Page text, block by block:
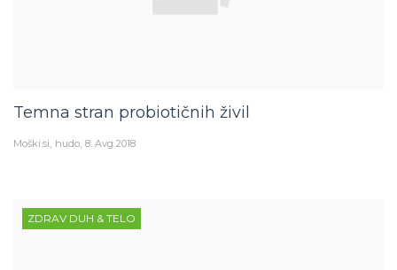
Temna stran probiotičnih živil
Moški.si hudo 8. Avg 2018
ZDRAV DUH & TELO